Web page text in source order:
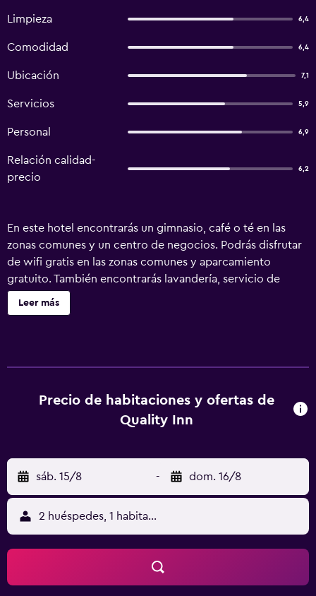
Limpieza 6,4
Comodidad 6,4
Ubicación 7,1
Servicios 5,9
Personal 6,9
Relación calidad-
precio
6,2
En este hotel encontrarás un gimnasio, café o té en las
zonas comunes y un centro de negocios. Podrás disfrutar
de wifi gratis en las zonas comunes y aparcamiento
gratuito. También encontrarás lavandería, servicio de
recepción 24 horas y periódicos gratuitos. Quality Inn
Rochester South ofrece 60 alojamientos con aire
personas de negocios incluyen escritorio y periódicos
gratuitos entre semana, además de teléfono; se ofrecen
de ocio y esparcimiento en este hotel incluyen gimnasio.
Leer más
Precio de habitaciones y ofertas de
Quality Inn
sáb. 15/8 - dom. 16/8
2 huéspedes, 1 habitación